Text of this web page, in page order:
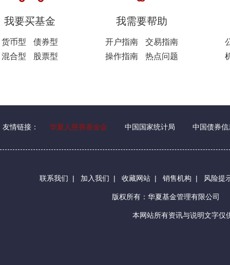
我要买基金
货币型
债券型
混合型
股票型
我需要帮助
开户指南
交易指南
操作指南
热点问题
友情链接： 华夏人慈善基金会 中国国家统计局 中国债券信
联系我们 | 加入我们 | 收藏网站 | 销售机构 | 风险提
版权所有：华夏基金管理有限公司
本网站所有资讯与说明文字仅